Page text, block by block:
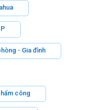
- Gia đình
công